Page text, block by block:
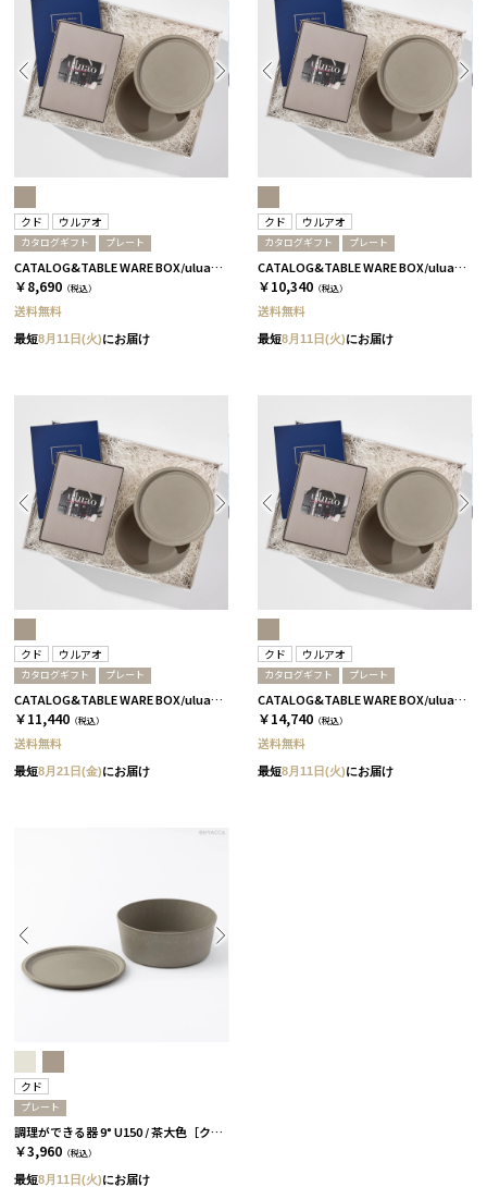
クド ウルアオ
カタログギフト プレート
CATALOG&TABLE WARE BOX/uluao/9°/茶大色/全5種 フロレンツィア
￥8,690 （税込）
送料無料
最短8月11日(火)にお届け
クド ウルアオ
カタログギフト プレート
CATALOG&TABLE WARE BOX/uluao/9°/茶大色/全5種 バジーリア
￥10,340 （税込）
送料無料
最短8月11日(火)にお届け
クド ウルアオ
カタログギフト プレート
CATALOG&TABLE WARE BOX/uluao/9°/茶大色/全5種 イヴェット
￥11,440 （税込）
送料無料
最短8月21日(金)にお届け
クド ウルアオ
カタログギフト プレート
CATALOG&TABLE WARE BOX/uluao/9°/茶大色/全5種 ザグーアン
￥14,740 （税込）
送料無料
最短8月11日(火)にお届け
クド
プレート
調理ができる器 9° U150 / 茶大色［クド］
￥3,960 （税込）
最短8月11日(火)にお届け